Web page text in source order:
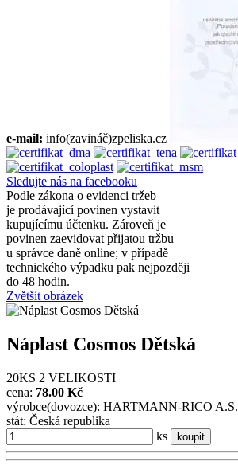
e-mail: info(zavináč)zpeliska.cz
Sledujte nás na facebooku
Podle zákona o evidenci tržeb
je prodávající povinen vystavit
kupujícímu účtenku. Zároveň je
povinen zaevidovat přijatou tržbu
u správce daně online; v případě
technického výpadku pak nejpozději
do 48 hodin.
Zvětšit obrázek
Náplast Cosmos Dětská
20KS 2 VELIKOSTI
cena: 78.00 Kč
výrobce(dovozce): HARTMANN-RICO A.S.
stát: Česká republika
ks
koupit